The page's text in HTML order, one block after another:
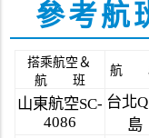
參考航
搭乘航空＆
航 班
航
山東航空SC-
4086
台北Q
島